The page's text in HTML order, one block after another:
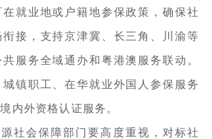
在就业地或户籍地参保政策，确保社
接，支持京津冀、长三角、川渝等
服务全域通办和粤港澳服务联动。
镇职工、在华就业外国人参保服务
内外资格认证服务。
社会保障部门要高度重视，对标社